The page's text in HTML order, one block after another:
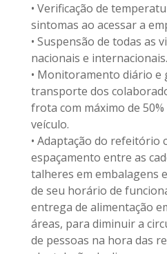
• Verificação de
sintomas ao acessar a
• Suspensão de todas as
nacionais e internacionais.
• Monitoramento diário e
transporte dos
frota com máximo de 50%
veículo.
• Adaptação do refeitório
espaçamento entre as
talheres em embalagens
de seu horário de
entrega de alimentação
áreas, para diminuir a
de pessoas na hora das